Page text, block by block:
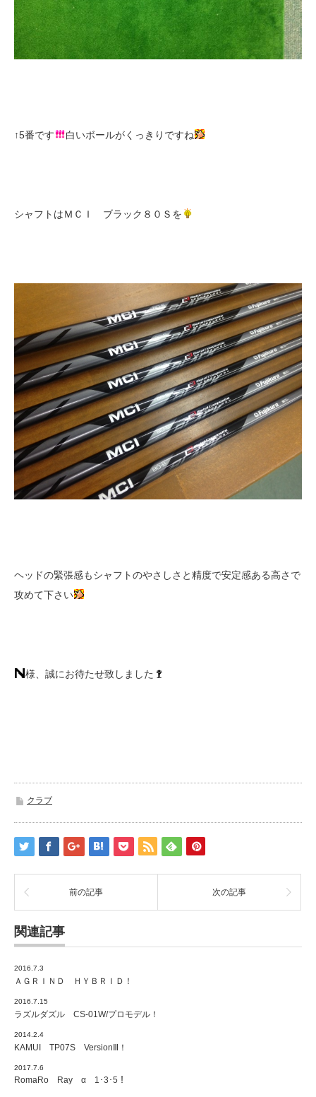
↑5番です 白いボールがくっきりですね
シャフトはＭＣＩ ブラック８０Ｓを
ヘッドの緊張感もシャフトのやさしさと精度で安定感ある高さで
攻めて下さい
様、誠にお待たせ致しました
クラブ
前の記事 次の記事
関連記事
2016.7.3
ＡＧＲＩＮＤ ＨＹＢＲＩＤ！
2016.7.15
ラズルダズル CS-01W/プロモデル！
2014.2.4
KAMUI TP07S VersionⅢ！
2017.7.6
RomaRo Ray α 1･3･5！